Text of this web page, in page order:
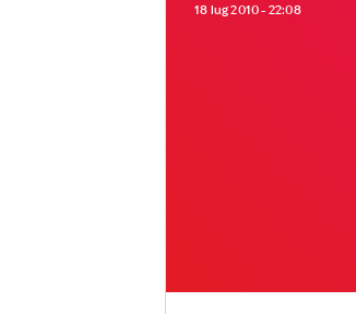
18 lug 2010 - 22:08